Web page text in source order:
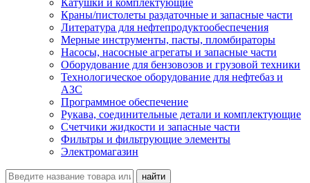
Катушки и комплектующие
Краны/пистолеты раздаточные и запасные части
Литература для нефтепродуктообеспечения
Мерные инструменты, пасты, пломбираторы
Насосы, насосные агрегаты и запасные части
Оборудование для бензовозов и грузовой техники
Технологическое оборудование для нефтебаз и
АЗС
Программное обеспечение
Рукава, соединительные детали и комплектующие
Счетчики жидкости и запасные части
Фильтры и фильтрующие элементы
Электромагазин